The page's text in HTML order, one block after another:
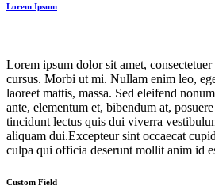
Lorem Ipsum
Lorem ipsum dolor sit amet,
cursus. Morbi ut mi. Nullam enim leo,
laoreet mattis, massa. Sed eleifend
ante, elementum et, bibendum at,
tincidunt lectus quis dui viverra
aliquam dui.Excepteur sint occaecat
culpa qui officia deserunt mollit anim id
Custom Field